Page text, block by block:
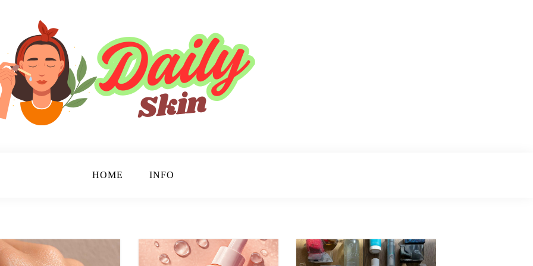
HOME INFO